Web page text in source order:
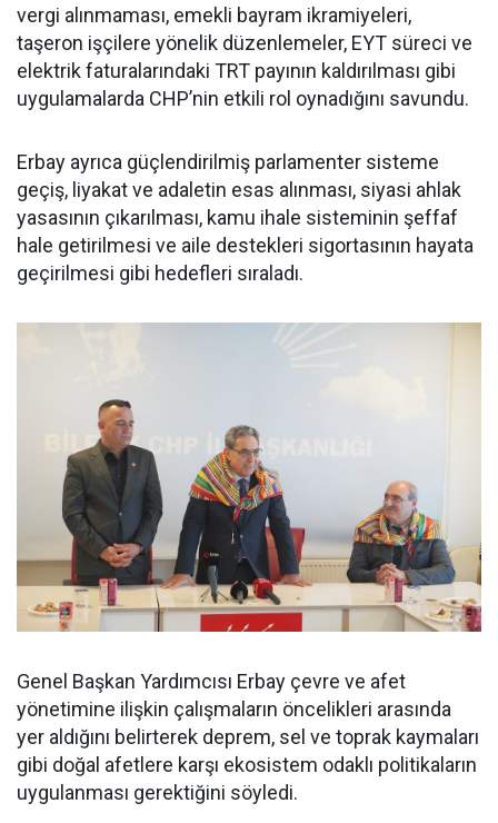
vergi alınmaması, emekli bayram ikramiyeleri,
taşeron işçilere yönelik düzenlemeler, EYT süreci ve
elektrik faturalarındaki TRT payının kaldırılması gibi
uygulamalarda CHP’nin etkili rol oynadığını savundu.
Erbay ayrıca güçlendirilmiş parlamenter sisteme
geçiş, liyakat ve adaletin esas alınması, siyasi ahlak
yasasının çıkarılması, kamu ihale sisteminin şeffaf
hale getirilmesi ve aile destekleri sigortasının hayata
geçirilmesi gibi hedefleri sıraladı.
Genel Başkan Yardımcısı Erbay çevre ve afet
yönetimine ilişkin çalışmaların öncelikleri arasında
yer aldığını belirterek deprem, sel ve toprak kaymaları
gibi doğal afetlere karşı ekosistem odaklı politikaların
uygulanması gerektiğini söyledi.